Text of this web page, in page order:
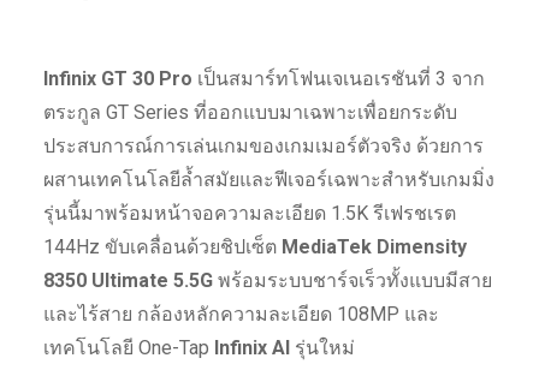
Infinix GT 30 Pro เป็นสมาร์ทโฟนเจเนอเรชันที่ 3 จาก
ตระกูล GT Series ที่ออกแบบมาเฉพาะเพื่อยกระดับ
ประสบการณ์การเล่นเกมของเกมเมอร์ตัวจริง ด้วยการ
ผสานเทคโนโลยีล้ำสมัยและฟีเจอร์เฉพาะสำหรับเกมมิ่ง
รุ่นนี้มาพร้อมหน้าจอความละเอียด 1.5K รีเฟรชเรต
144Hz ขับเคลื่อนด้วยชิปเซ็ต MediaTek Dimensity
8350 Ultimate 5.5Gพร้อมระบบชาร์จเร็วทั้งแบบมีสาย
และไร้สาย กล้องหลักความละเอียด 108MP และ
เทคโนโลยี One-Tap Infinix AIรุ่นใหม่